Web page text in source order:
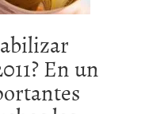
En un